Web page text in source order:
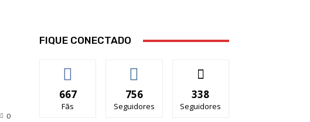
0
FIQUE CONECTADO
667
Fãs
756
Seguidores
338
Seguidores